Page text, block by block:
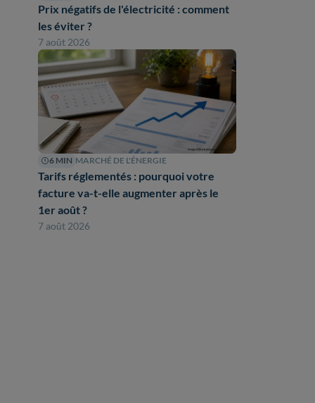
Prix négatifs de l'électricité : comment
les éviter ?
7 août 2026
6 MIN MARCHÉ DE L'ÉNERGIE
Tarifs réglementés : pourquoi votre
facture va-t-elle augmenter après le
1er août ?
7 août 2026